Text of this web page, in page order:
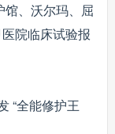
馆、沃尔玛、屈
院临床试验报
“全能修护王